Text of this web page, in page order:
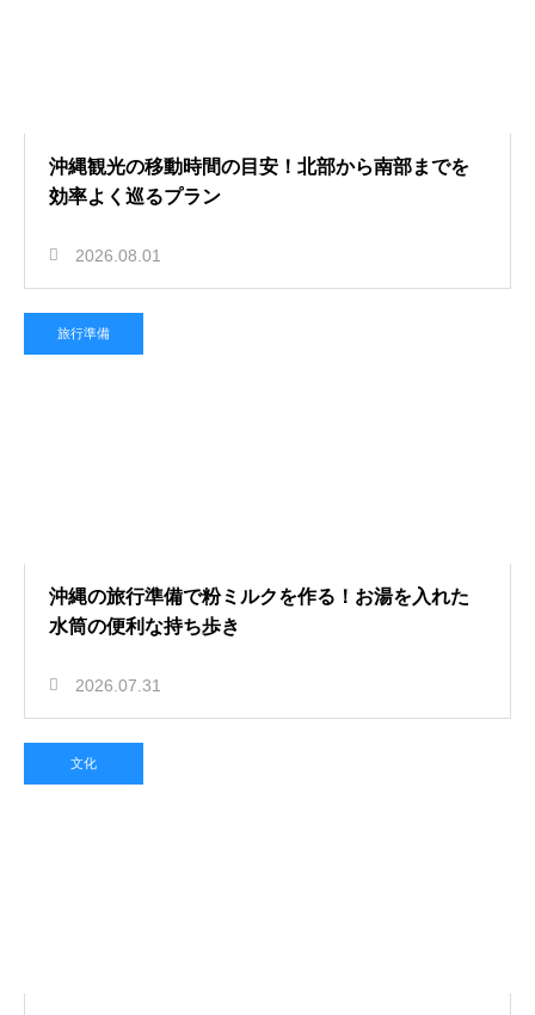
沖縄観光の移動時間の目安！北部から南部までを
効率よく巡るプラン
2026.08.01
旅行準備
沖縄の旅行準備で粉ミルクを作る！お湯を入れた
水筒の便利な持ち歩き
2026.07.31
文化